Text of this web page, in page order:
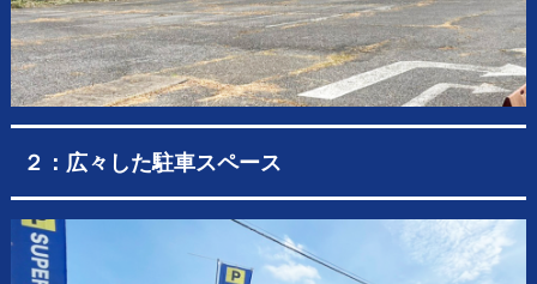
２：広々した駐車スペース